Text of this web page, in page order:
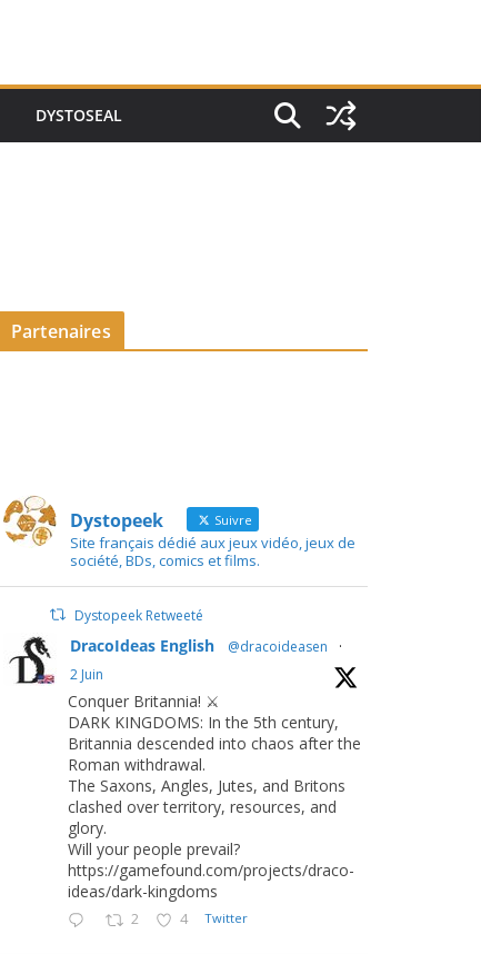
DYSTOSEAL
Partenaires
Dystopeek Suivre
Site français dédié aux jeux vidéo, jeux de
société, BDs, comics et films.
Dystopeek Retweeté
DracoIdeas English @dracoideasen
·
2 Juin
Conquer Britannia! ⚔️
DARK KINGDOMS: In the 5th century,
Britannia descended into chaos after the
Roman withdrawal.
The Saxons, Angles, Jutes, and Britons
clashed over territory, resources, and
glory.
Will your people prevail?
https://gamefound.com/projects/draco-
ideas/dark-kingdoms
2 4 Twitter